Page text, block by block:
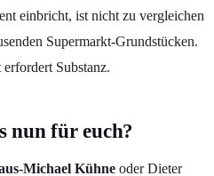
einbricht, ist nicht zu vergleichen
Supermarkt-Grundstücken.
Substanz.
nun für euch?
Michael Kühne oder Dieter